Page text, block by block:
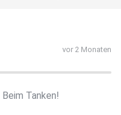
vor 2 Monaten
Tanken!